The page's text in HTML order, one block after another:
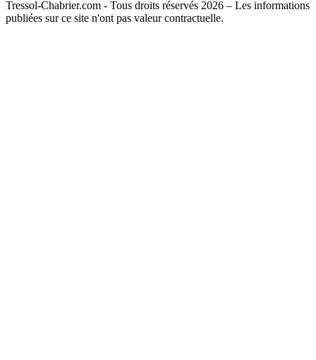
Tressol-Chabrier.com - Tous droits réservés 2026 – Les informations
publiées sur ce site n'ont pas valeur contractuelle.